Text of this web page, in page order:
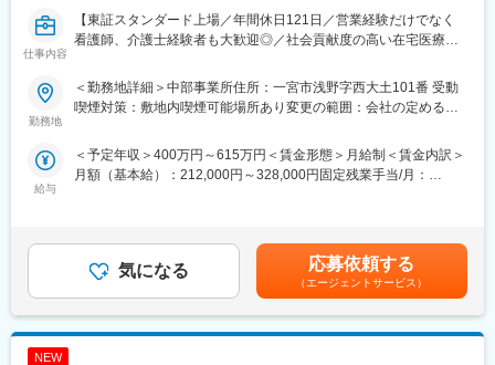
を担当いただきます。
１システム導入前
ジュールの調整 ・利用方法の提案
２システム導入時
３システム稼働後
・利用状況の確認 ・運用改善提案 ・課題解決支援 ・追加商材の
します。
短期的な売上を追う営業ではなく、顧客の成功を支援するカスタ
マーサクセスに近いポジションです。
仕事内容
【東証スタンダード上場／年間休日121日／営業経験だけでなく
看護師、介護士経験者も大歓迎◎／社会貢献度の高い在宅医療機
■担当業務：
■仕事内容：
〇病院・クリニック等への営業
・HOT（在宅酸素療法機器）
・CPAP（睡眠時の無呼吸防止機器）
・HMV（人工呼吸器）
〇患者様へのフォロー活動
勤務地
＜勤務地詳細＞中部事業所住所：一宮市浅野字西大土101番 受動
喫煙対策：敷地内喫煙可能場所あり変更の範囲：会社の定める事
給与
＜予定年収＞400万円～615万円＜賃金形態＞月給制＜賃金内訳＞
月額（基本給）：212,000円～328,000円固定残業手当/月：
幅はスキル・資格による■別途支給手当：■昇給あり（前年度実
績：１ヶ月あたり1％～2％）■賞与あり（前年度実績：年2回・計
3.95ヶ月分）賃金はあくまでも目安の金額であり、選考を通じて
上下する可能性があります。月給(月額)は固定手当を含めた表記で
す。
気になる 応募依頼する
（エージェントサービス）
NEW